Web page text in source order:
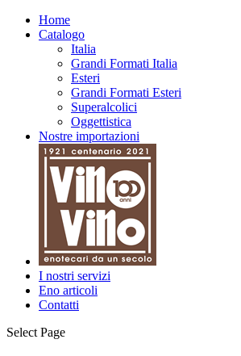
Home
Catalogo
Italia
Grandi Formati Italia
Esteri
Grandi Formati Esteri
Superalcolici
Oggettistica
Nostre importazioni
I nostri servizi
Eno articoli
Contatti
Select Page